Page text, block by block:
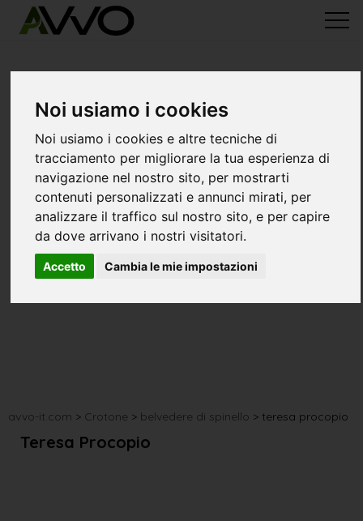
Noi usiamo i cookies
Noi usiamo i cookies e altre tecniche di
tracciamento per migliorare la tua esperienza di
navigazione nel nostro sito, per mostrarti
contenuti personalizzati e annunci mirati, per
analizzare il traffico sul nostro sito, e per capire
da dove arrivano i nostri visitatori.
Accetto Cambia le mie impostazioni
avvo-it.com > Crotone > belvedere di spinello > teresa procopio
Teresa Procopio